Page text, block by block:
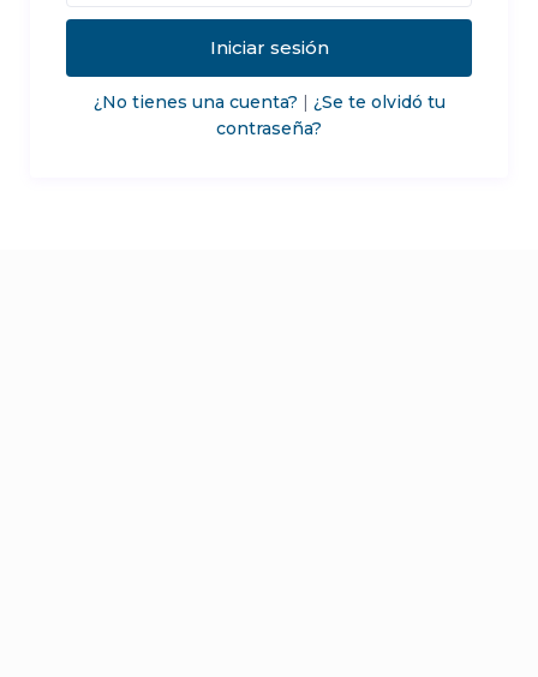
Iniciar sesión
¿No tienes una cuenta? | ¿Se te olvidó tu
contraseña?